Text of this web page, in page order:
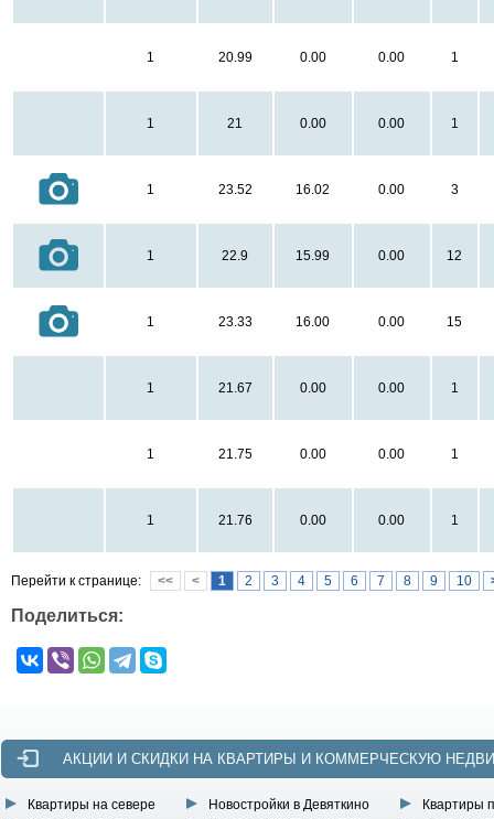
1 20.99 0.00 0.00 1
1 21 0.00 0.00 1
1 23.52 16.02 0.00 3
1 22.9 15.99 0.00 12
1 23.33 16.00 0.00 15
1 21.67 0.00 0.00 1
1 21.75 0.00 0.00 1
1 21.76 0.00 0.00 1
Перейти к странице: << < 1 2 3 4 5 6 7 8 9 10
Поделиться:
АКЦИИ И СКИДКИ НА КВАРТИРЫ И КОММЕРЧЕСКУЮ
Квартиры на севере
Новостройки в Девяткино
Квартиры